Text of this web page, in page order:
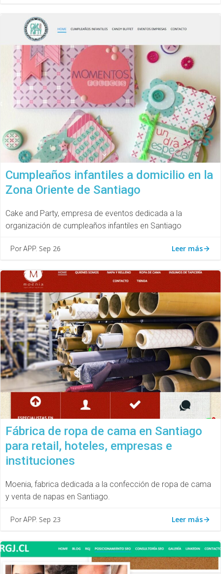
Cumpleaños infantiles a domicilio en la
Zona Oriente de Santiago
Cake and Party, empresa de eventos dedicada a la
organización de cumpleaños infantiles en Santiago
Por APP. Sep 26 Leer más
Fábrica de ropa de cama en Santiago
para retail, hoteles, empresas e
instituciones
Moenia, fabrica dedicada a la confección de ropa de cama
y venta de napas en Santiago.
Por APP. Sep 23 Leer más